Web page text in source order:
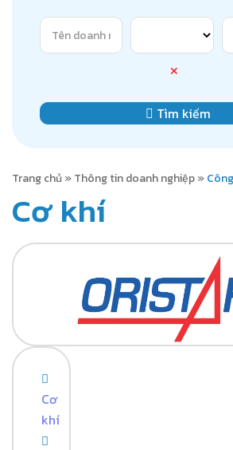
✕
Tìm kiếm
Trang chủ»Thông tin doanh nghiệp»
Cơ khí
Cơ
khí